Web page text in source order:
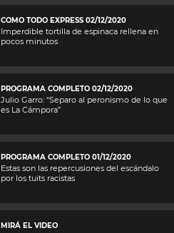
COMO TODO EXPRESS 02/12/2020
Imperdible tortilla de espinaca rellena en
pocos minutos
PROGRAMA COMPLETO 02/12/2020
Julio Garro: “Separo al peronismo de lo que
es La Cámpora”
PROGRAMA COMPLETO 01/12/2020
Estas son las repercusiones del escándalo
por los tuits racistas
MIRÁ EL VIDEO